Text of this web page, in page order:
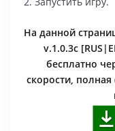
На данной
v.1.0.3c
бесплатно
скорости, полная